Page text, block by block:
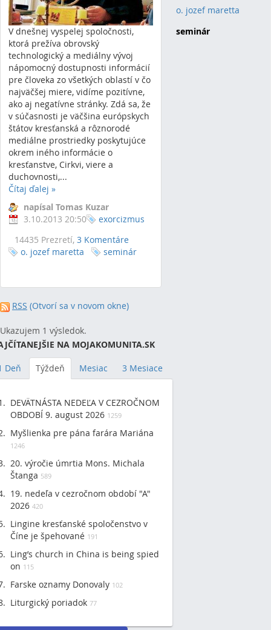
V dnešnej vyspelej spoločnosti,
ktorá prežíva obrovský
technologický a mediálny vývoj
nápomocný dostupnosti informácií
pre človeka zo všetkých oblastí v čo
najväčšej miere, vidíme pozitívne,
ako aj negatívne stránky. Zdá sa, že
v súčasnosti je väčšina európskych
štátov kresťanská a rôznorodé
mediálne prostriedky poskytujúce
okrem iného informácie o
kresťanstve, Cirkvi, viere a
duchovnosti,...
Čítaj ďalej »
napísal Tomas Kuzar
3.10.2013 20:50
14435 Prezretí, 3 Komentáre
exorcizmus
o. jozef maretta seminár
RSS (Otvorí sa v novom okne)
Ukazujem 1 výsledok.
o. jozef maretta
seminár
NA MOJAKOMUNITA.SK
Deň Týždeň Mesiac 3 Mesiace
DEVÄTNÁSTA NEDEĽA V CEZROČNOM
OBDOBÍ 9. august 2026 1259
Myšlienka pre pána farára Mariána
1246
20. výročie úmrtia Mons. Michala
Štanga 589
19. nedeľa v cezročnom období "A"
2026 420
Lingine kresťanské spoločenstvo v
Číne je špehované 191
Ling’s church in China is being spied
on 115
Farske oznamy Donovaly 102
Liturgický poriadok 77